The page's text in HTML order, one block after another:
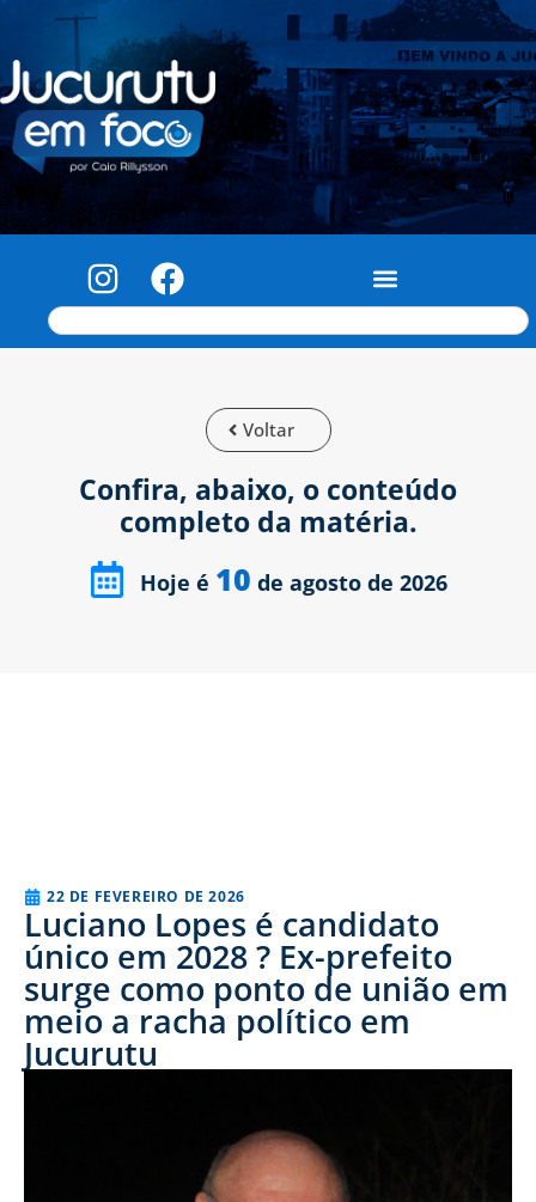
Voltar
Confira, abaixo, o conteúdo
completo da matéria.
Hoje é 10 de agosto de 2026
22 DE FEVEREIRO DE 2026
Luciano Lopes é candidato
único em 2028 ? Ex-prefeito
surge como ponto de união em
meio a racha político em
Jucurutu